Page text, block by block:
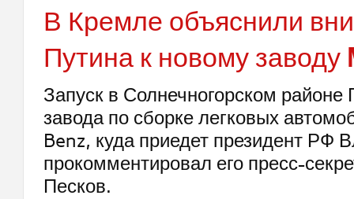
В Кремле объяснили
Путина к новому заводу
Запуск в Солнечногорском районе
завода по сборке легковых
Benz, куда приедет президент РФ
прокомментировал его пресс-
Песков.